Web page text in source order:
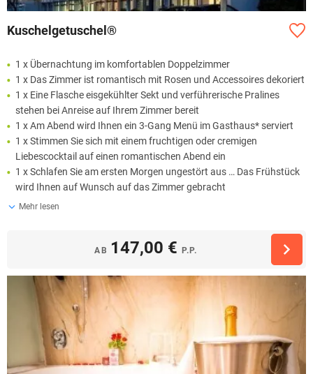
Kuschelgetuschel®
1 x Übernachtung im komfortablen Doppelzimmer
1 x Das Zimmer ist romantisch mit Rosen und Accessoires dekoriert
1 x Eine Flasche eisgekühlter Sekt und verführerische Pralines
stehen bei Anreise auf Ihrem Zimmer bereit
1 x Am Abend wird Ihnen ein 3-Gang Menü im Gasthaus* serviert
1 x Stimmen Sie sich mit einem fruchtigen oder cremigen
Liebescocktail auf einen romantischen Abend ein
1 x Schlafen Sie am ersten Morgen ungestört aus … Das Frühstück
wird Ihnen auf Wunsch auf das Zimmer gebracht
Mehr lesen
AB 147,00 € P.P.